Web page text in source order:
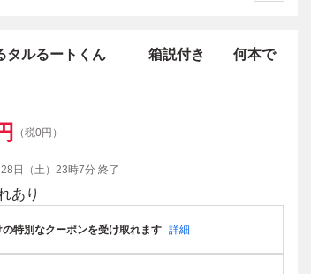
タルるートくん 箱説付き 何本で
（税0円）
日（土）23時7分 終了
あり
の特別なクーポンを受け取れます 詳細